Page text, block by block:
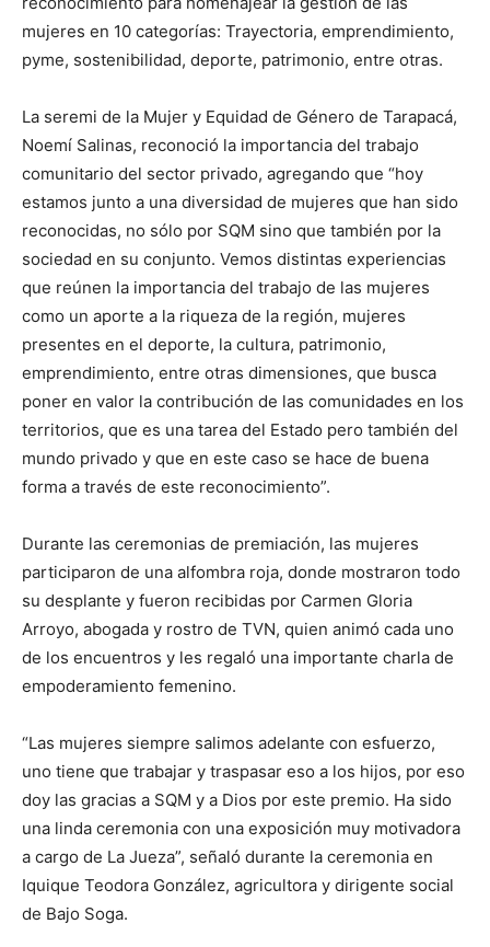
mujeres en 10 categorías: Trayectoria, emprendimiento,
pyme, sostenibilidad, deporte, patrimonio, entre otras.
La seremi de la Mujer y Equidad de Género de Tarapacá,
Noemí Salinas, reconoció la importancia del trabajo
comunitario del sector privado, agregando que “hoy
estamos junto a una diversidad de mujeres que han sido
reconocidas, no sólo por SQM sino que también por la
sociedad en su conjunto. Vemos distintas experiencias
que reúnen la importancia del trabajo de las mujeres
como un aporte a la riqueza de la región, mujeres
presentes en el deporte, la cultura, patrimonio,
emprendimiento, entre otras dimensiones, que busca
poner en valor la contribución de las comunidades en los
territorios, que es una tarea del Estado pero también del
mundo privado y que en este caso se hace de buena
forma a través de este reconocimiento”.
Durante las ceremonias de premiación, las mujeres
participaron de una alfombra roja, donde mostraron todo
su desplante y fueron recibidas por Carmen Gloria
Arroyo, abogada y rostro de TVN, quien animó cada uno
de los encuentros y les regaló una importante charla de
empoderamiento femenino.
“Las mujeres siempre salimos adelante con esfuerzo,
uno tiene que trabajar y traspasar eso a los hijos, por eso
doy las gracias a SQM y a Dios por este premio. Ha sido
una linda ceremonia con una exposición muy motivadora
a cargo de La Jueza”, señaló durante la ceremonia en
Iquique Teodora González, agricultora y dirigente social
de Bajo Soga.